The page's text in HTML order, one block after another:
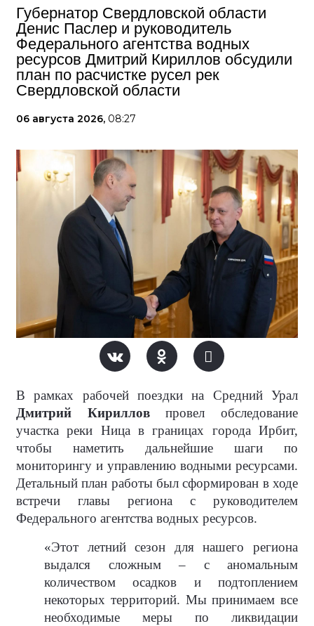
Губернатор Свердловской области
Денис Паслер и руководитель
Федерального агентства водных
ресурсов Дмитрий Кириллов обсудили
план по расчистке русел рек
Свердловской области
06 августа 2026, 08:27
В рамках рабочей поездки на Средний Урал
Дмитрий Кирилловпровел обследование
участка реки Ница в границах города Ирбит,
чтобы наметить дальнейшие шаги по
мониторингу и управлению водными ресурсами.
Детальный план работы был сформирован в ходе
встречи главы региона с руководителем
Федерального агентства водных ресурсов.
«Этот летний сезон для нашего региона
выдался сложным – с аномальным
количеством осадков и подтоплением
некоторых территорий. Мы принимаем все
необходимые меры по ликвидации